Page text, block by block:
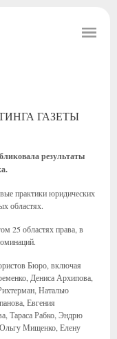
ГАЗЕТЫ
результаты
практики юридических
областях.
25 областях права, в
Бюро, включая
Дениса Архипова,
Наталью
Евгения
Тараса Рабко, Эндрю
Мищенко, Елену